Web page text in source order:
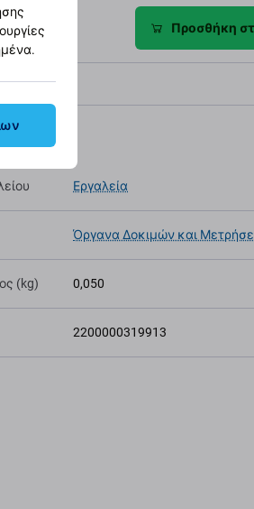
Προσθήκη
Εργαλεία
Όργανα Δοκιμών και
(kg) 0,050
2200000319913